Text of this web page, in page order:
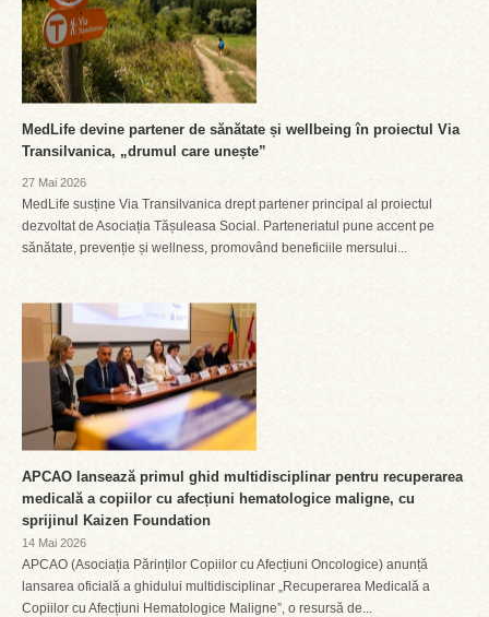
MedLife devine partener de sănătate și wellbeing în proiectul Via
Transilvanica, „drumul care unește”
27 Mai 2026
MedLife susține Via Transilvanica drept partener principal al proiectul
dezvoltat de Asociația Tășuleasa Social. Parteneriatul pune accent pe
sănătate, prevenție și wellness, promovând beneficiile mersului...
APCAO lansează primul ghid multidisciplinar pentru recuperarea
medicală a copiilor cu afecțiuni hematologice maligne, cu
sprijinul Kaizen Foundation
14 Mai 2026
APCAO (Asociația Părinților Copiilor cu Afecțiuni Oncologice) anunță
lansarea oficială a ghidului multidisciplinar „Recuperarea Medicală a
Copiilor cu Afecțiuni Hematologice Maligne”, o resursă de...